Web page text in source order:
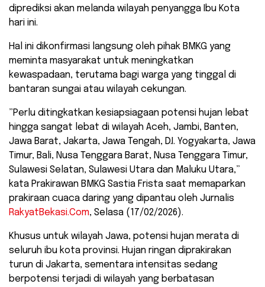
diprediksi akan melanda wilayah penyangga Ibu Kota
hari ini.
Hal ini dikonfirmasi langsung oleh pihak BMKG yang
meminta masyarakat untuk meningkatkan
kewaspadaan, terutama bagi warga yang tinggal di
bantaran sungai atau wilayah cekungan.
​”Perlu ditingkatkan kesiapsiagaan potensi hujan lebat
hingga sangat lebat di wilayah Aceh, Jambi, Banten,
Jawa Barat, Jakarta, Jawa Tengah, D.I. Yogyakarta, Jawa
Timur, Bali, Nusa Tenggara Barat, Nusa Tenggara Timur,
Sulawesi Selatan, Sulawesi Utara dan Maluku Utara,”
kata Prakirawan BMKG Sastia Frista saat memaparkan
prakiraan cuaca daring yang dipantau oleh Jurnalis
RakyatBekasi.Com, Selasa (17/02/2026).
​Khusus untuk wilayah Jawa, potensi hujan merata di
seluruh ibu kota provinsi. Hujan ringan diprakirakan
turun di Jakarta, sementara intensitas sedang
berpotensi terjadi di wilayah yang berbatasan